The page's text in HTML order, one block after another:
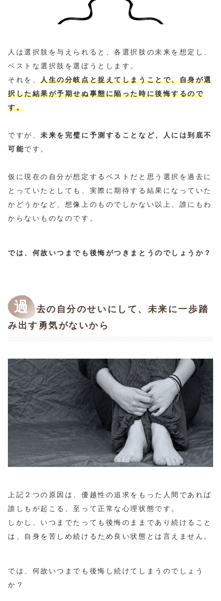
人は選択肢を与えられると、各選択肢の未来を想定し、
ベストな選択肢を選ぼうとします。
それを、人生の分岐点と捉えてしまうことで、自身が選
択した結果が予期せぬ事態に陥った時に後悔するので
す。
ですが、未来を完璧に予測することなど、人には到底不
可能です。
仮に現在の自分が想定するベストだと思う選択を過去に
とっていたとしても、実際に期待する結果になっていた
かどうかなど、想像上のものでしかない以上、誰にもわ
からないものなのです。
では、何故いつまでも後悔がつきまとうのでしょうか？
過
去の自分のせいにして、未来に一歩踏
み出す勇気がないから
上記２つの原因は、優越性の追求をもった人間であれば
誰しもが起こる、至って正常な心理状態です。
しかし、いつまでたっても後悔のままであり続けること
は、自身を苦しめ続けるため良い状態とは言えません。
では、何故いつまでも後悔し続けてしまうのでしょう
か？